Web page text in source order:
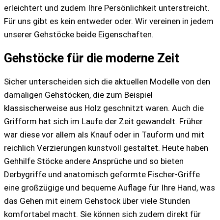
erleichtert und zudem Ihre Persönlichkeit unterstreicht.
Für uns gibt es kein entweder oder. Wir vereinen in jedem
unserer Gehstöcke beide Eigenschaften.
Gehstöcke für die moderne Zeit
Sicher unterscheiden sich die aktuellen Modelle von den
damaligen Gehstöcken, die zum Beispiel
klassischerweise aus Holz geschnitzt waren. Auch die
Grifform hat sich im Laufe der Zeit gewandelt. Früher
war diese vor allem als Knauf oder in Tauform und mit
reichlich Verzierungen kunstvoll gestaltet. Heute haben
Gehhilfe Stöcke andere Ansprüche und so bieten
Derbygriffe und anatomisch geformte Fischer-Griffe
eine großzügige und bequeme Auflage für Ihre Hand, was
das Gehen mit einem Gehstock über viele Stunden
komfortabel macht. Sie können sich zudem direkt für